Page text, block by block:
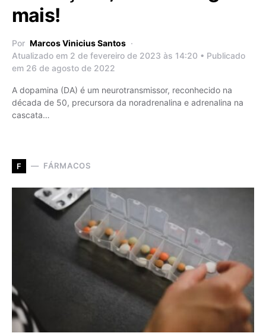
mais!
Por Marcos Vinicius Santos
Atualizado em 2 de fevereiro de 2023 às 14:20 • Publicado
em 26 de agosto de 2022
A dopamina (DA) é um neurotransmissor, reconhecido na
década de 50, precursora da noradrenalina e adrenalina na
cascata…
F FÁRMACOS